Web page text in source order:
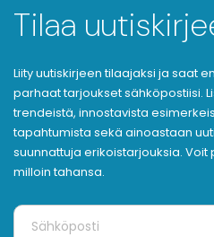
Tilaa
Liity uutiskirjeen tilaajaksi ja saat
parhaat tarjoukset sähköpostiisi.
trendeistä, innostavista
tapahtumista sekä ainoastaan
suunnattuja erikoistarjouksia. Voit
milloin tahansa.